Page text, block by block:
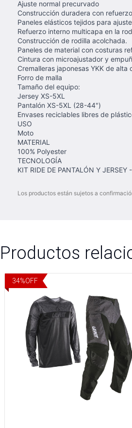
Ajuste normal precurvado
Construcción duradera con
Paneles elásticos tejidos para
Refuerzo interno multicapa en la
Construcción de rodilla acolchada.
Paneles de material con costuras
Cintura con microajustador y
Cremalleras japonesas YKK de alta
Forro de malla
Tamaño del equipo:
Jersey XS-5XL
Pantalón XS-5XL (28-44")
Envases reciclables libres de
USO
Moto
MATERIAL
100% Polyester
TECNOLOGÍA
KIT RIDE DE PANTALÓN Y JERSEY
Los productos están sujetos a
Productos
34%OFF